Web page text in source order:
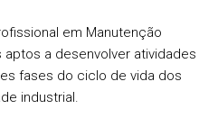
em Manutenção
a desenvolver atividades
fases do ciclo de vida dos
industrial.